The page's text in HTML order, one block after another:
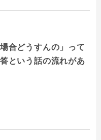
合どうすんの」って
という話の流れがあ